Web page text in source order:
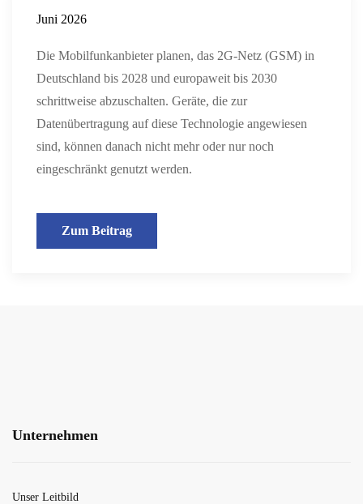
Juni 2026
Die Mobilfunkanbieter planen, das 2G-Netz (GSM) in
Deutschland bis 2028 und europaweit bis 2030
schrittweise abzuschalten. Geräte, die zur
Datenübertragung auf diese Technologie angewiesen
sind, können danach nicht mehr oder nur noch
eingeschränkt genutzt werden.
Zum Beitrag
Unternehmen
Unser Leitbild